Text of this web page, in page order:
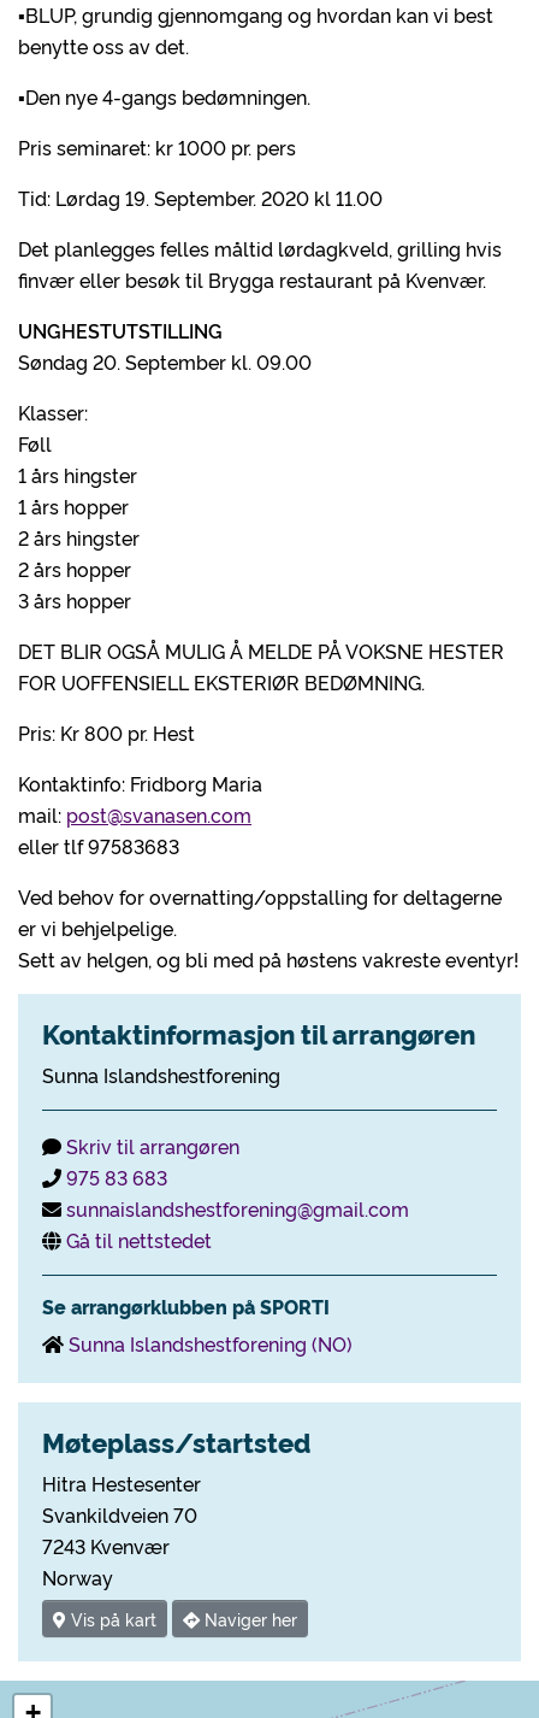
▪︎BLUP, grundig gjennomgang og hvordan kan vi best
benytte oss av det.
▪︎Den nye 4-gangs bedømningen.
Pris seminaret: kr 1000 pr. pers
Tid: Lørdag 19. September. 2020 kl 11.00
Det planlegges felles måltid lørdagkveld, grilling hvis
finvær eller besøk til Brygga restaurant på Kvenvær.
UNGHESTUTSTILLING
Søndag 20. September kl. 09.00
Klasser:
Føll
1 års hingster
1 års hopper
2 års hingster
2 års hopper
3 års hopper
DET BLIR OGSÅ MULIG Å MELDE PÅ VOKSNE HESTER
FOR UOFFENSIELL EKSTERIØR BEDØMNING.
Pris: Kr 800 pr. Hest
Kontaktinfo: Fridborg Maria
mail: post@svanasen.com
eller tlf 97583683
Ved behov for overnatting/oppstalling for deltagerne
er vi behjelpelige.
Sett av helgen, og bli med på høstens vakreste eventyr!
Kontaktinformasjon til arrangøren
Sunna Islandshestforening
Skriv til arrangøren
975 83 683
sunnaislandshestforening@gmail.com
Gå til nettstedet
Se arrangørklubben på SPORTI
Sunna Islandshestforening (NO)
Møteplass/startsted
Hitra Hestesenter
Svankildveien 70
7243 Kvenvær
Norway
Vis på kart Naviger her